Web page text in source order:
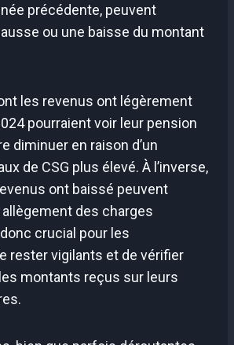
précédente, peuvent
ou une baisse du montant
les revenus ont légèrement
pourraient voir leur pension
diminuer en raison d’un
de CSG plus élevé. À l’inverse,
ont baissé peuvent
allègement des charges
crucial pour les
rester vigilants et de vérifier
montants reçus sur leurs